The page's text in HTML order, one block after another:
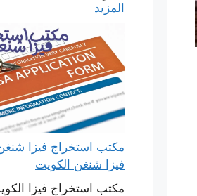
المزيد
فيزا شنغن الكويت
مكتب استخراج فيزا